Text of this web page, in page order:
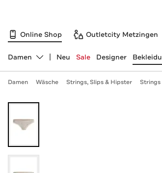
Online Shop Outletcity Metzingen
Abteilung ändern, ausgewählt:
Damen Neu Sale Designer
Damen Wäsche Strings, Slips & Hipster Strings